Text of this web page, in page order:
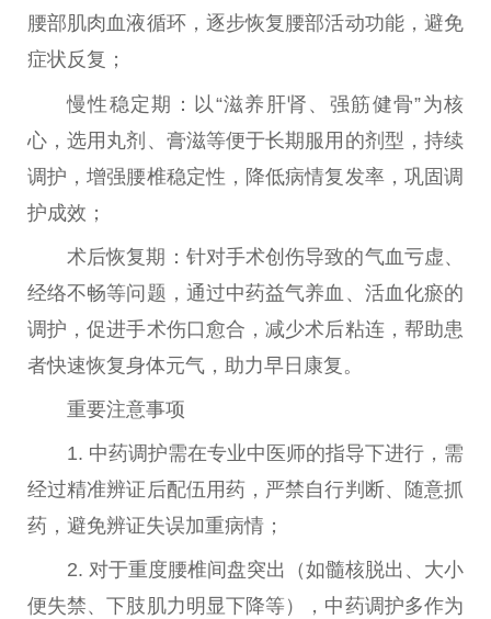
腰部肌肉血液循环，逐步恢复腰部活动功能，避免
症状反复；
慢性稳定期：以“滋养肝肾、强筋健骨”为核
心，选用丸剂、膏滋等便于长期服用的剂型，持续
调护，增强腰椎稳定性 ，降低病情复发率，巩固调
护成效；
术后恢复期：针对手术创伤导致的气血亏虚、
经络不畅等问题，通过中药益气养血、活血化瘀的
调护，促进手术伤口愈合，减少术后粘连，帮助患
者快速恢复身体元气，助力早日康复。
重要注意事项
1. 中药调护需在专业中医师的指导下进行，需
经过精准辨证后配伍用药，严禁自行判断、随意抓
药，避免辨证失误加重病情；
2. 对于重度腰椎间盘突出（如髓核脱出、大小
便失禁、下肢肌力明显下降等），中药调护多作为